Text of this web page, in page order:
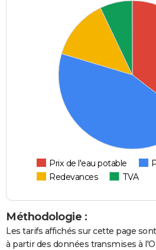
Prix de l'eau potable
Redevances
TVA
Méthodologie :
Les tarifs affichés sur cette page
à partir des données transmises à